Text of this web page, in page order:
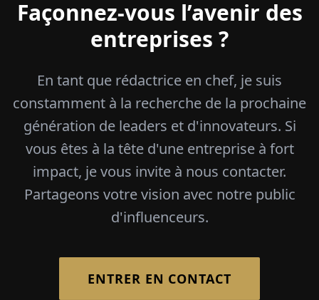
Façonnez-vous l’avenir des
entreprises ?
En tant que rédactrice en chef, je suis
constamment à la recherche de la prochaine
génération de leaders et d'innovateurs. Si
vous êtes à la tête d'une entreprise à fort
impact, je vous invite à nous contacter.
Partageons votre vision avec notre public
d'influenceurs.
ENTRER EN CONTACT